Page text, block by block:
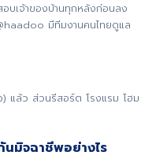
เจ้าของบ้านทุกหลังก่อนลง
มีทีมงานคนไทยดูแล
แล้ว ส่วนรีสอร์ต โรงแรม โฮม
มิจฉาชีพอย่างไร